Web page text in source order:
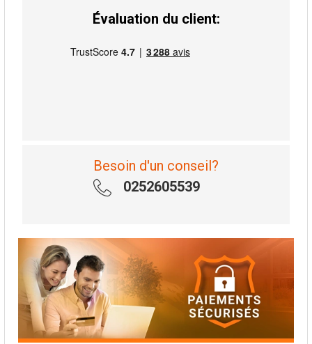
Évaluation du client:
Besoin d'un conseil?
0252605539